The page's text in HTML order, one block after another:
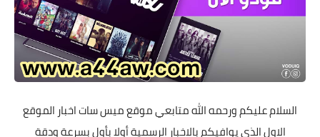
السلام عليكم ورحمه الله متابعي موقع ميس سات اخبار الموقع
الاول الذي يوافيكم بالاخبار الرسمية أولا بأول بسرعة ودقة